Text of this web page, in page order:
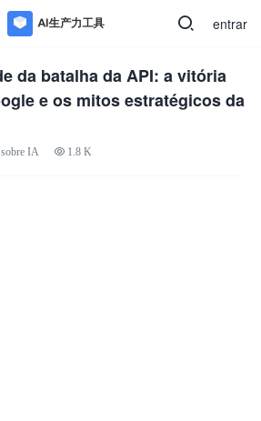
entrar
da batalha da API: a vitória
e os mitos estratégicos da
IA 1.8 K